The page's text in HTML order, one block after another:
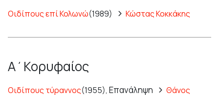
Οιδίπους επί Κολωνώ(1989) Κώστας Κοκκάκης
Α΄Κορυφαίος
Οιδίπους τύραννος(1955), Επανάληψη
Θάνος